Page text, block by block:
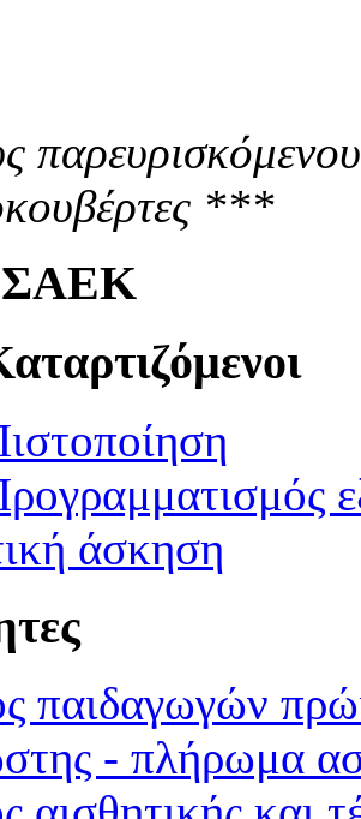
***
ΣΑΕΚ
άσκηση
παιδαγωγών
- πλήρωμα